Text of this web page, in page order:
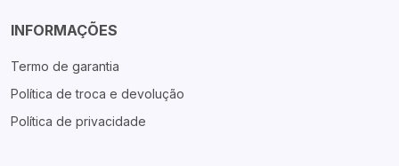
INFORMAÇÕES
Termo de garantia
Política de troca e devolução
Política de privacidade